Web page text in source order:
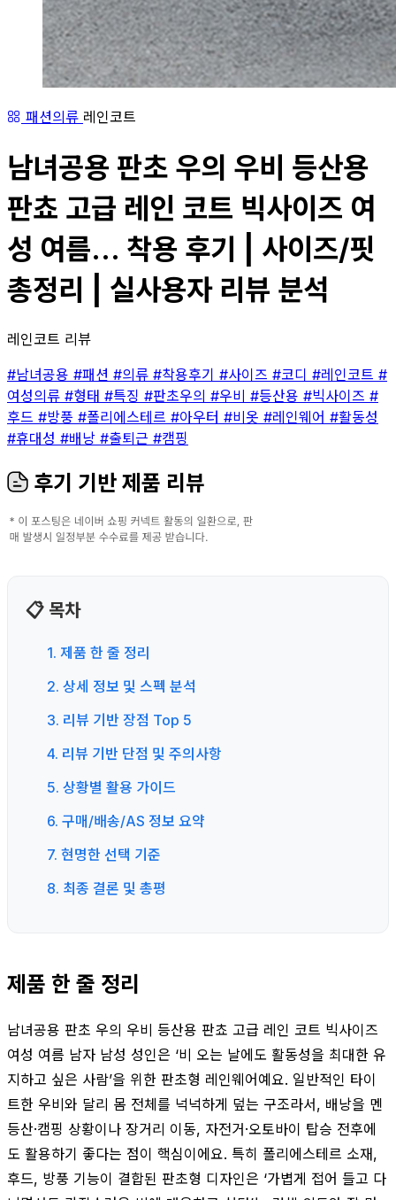
패션의류 레인코트
남녀공용 판초 우의 우비 등산용
판쵸 고급 레인 코트 빅사이즈 여
성 여름... 착용 후기 | 사이즈/핏
총정리 | 실사용자 리뷰 분석
레인코트 리뷰
#남녀공용 #패션 #의류 #착용후기 #사이즈 #코디 #레인코트 #
여성의류 #형태 #특징 #판초우의 #우비 #등산용 #빅사이즈 #
후드 #방풍 #폴리에스테르 #아우터 #비옷 #레인웨어 #활동성
#휴대성 #배낭 #출퇴근 #캠핑
후기 기반 제품 리뷰
📋 목차
1. 제품 한 줄 정리
2. 상세 정보 및 스펙 분석
3. 리뷰 기반 장점 Top 5
4. 리뷰 기반 단점 및 주의사항
5. 상황별 활용 가이드
6. 구매/배송/AS 정보 요약
7. 현명한 선택 기준
8. 최종 결론 및 총평
제품 한 줄 정리
남녀공용 판초 우의 우비 등산용 판쵸 고급 레인 코트 빅사이즈
여성 여름 남자 남성 성인은 ‘비 오는 날에도 활동성을 최대한 유
지하고 싶은 사람’을 위한 판초형 레인웨어예요. 일반적인 타이
트한 우비와 달리 몸 전체를 넉넉하게 덮는 구조라서, 배낭을 멘
등산·캠핑 상황이나 장거리 이동, 자전거·오토바이 탑승 전후에
도 활용하기 좋다는 점이 핵심이에요. 특히 폴리에스테르 소재,
후드, 방풍 기능이 결합된 판초형 디자인은 ‘가볍게 접어 들고 다